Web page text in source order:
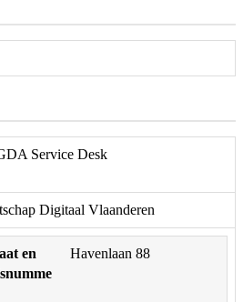
Service Desk
Digitaal Vlaanderen
en
Havenlaan 88